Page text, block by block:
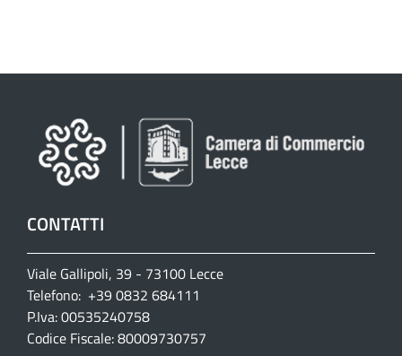
CONTATTI
Viale Gallipoli, 39 - 73100 Lecce
Telefono: +39 0832 684111
P.Iva: 00535240758
Codice Fiscale: 80009730757